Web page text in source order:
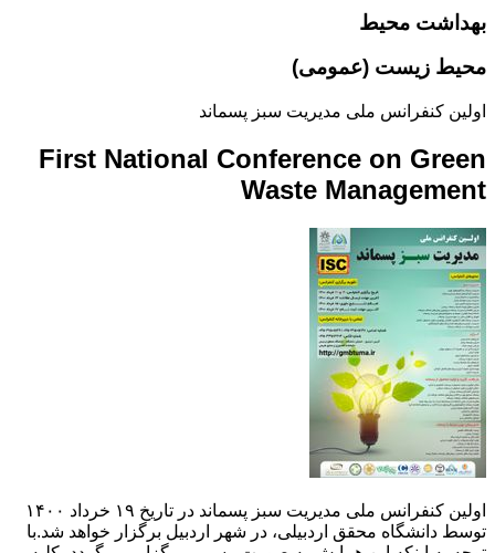
بهداشت محیط
محیط زیست (عمومی)
اولین کنفرانس ملی مدیریت سبز پسماند
First National Conference on Green
Waste Management
اولین کنفرانس ملی مدیریت سبز پسماند در تاریخ ۱۹ خرداد ۱۴۰۰
توسط دانشگاه محقق اردبیلی، در شهر اردبیل برگزار خواهد شد.با